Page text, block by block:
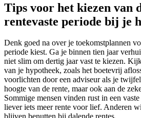
Tips voor het kiezen van
rentevaste periode bij je
Denk goed na over je toekomstplannen
periode kiest. Ga je binnen tien jaar
niet slim om dertig jaar vast te kiezen.
van je hypotheek, zoals het boetevrij
voorlichten door een adviseur als je
hoogte van de rente, maar ook aan de
Sommige mensen vinden rust in een
liever iets meer rente voor lief. Anderen